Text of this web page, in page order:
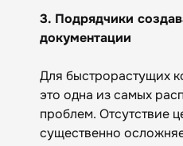
3. Подрядчики
документации
Для быстрорастущих
это одна из самых
проблем. Отсутствие
существенно